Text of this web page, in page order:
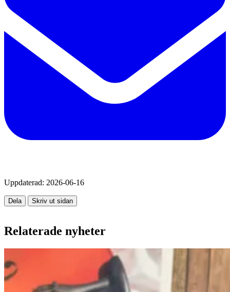
Uppdaterad: 2026-06-16
Dela Skriv ut sidan
Relaterade nyheter